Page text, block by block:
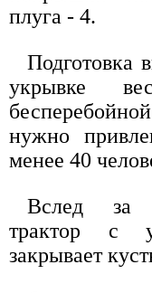
плуга - 4.
Подготовка
укрывке
нужно
менее 40
Вслед за
трактор с
закрывает